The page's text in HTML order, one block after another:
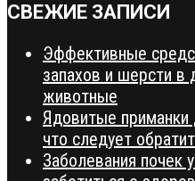
СВЕЖИЕ ЗАПИСИ
Эффективные
запахов и шерсти в
животные
Ядовитые
что следует
Заболевания почек